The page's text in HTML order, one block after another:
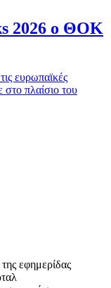
2026 ο ΘΟΚ
ευρωπαϊκές
στο πλαίσιο του
εφημερίδας